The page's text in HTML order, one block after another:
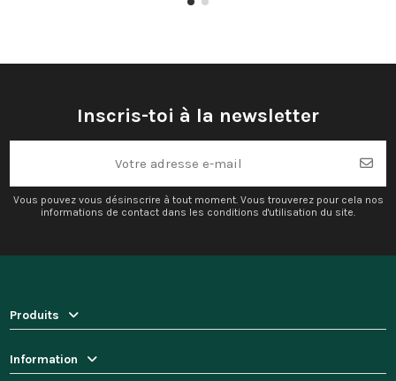
Inscris-toi à la newsletter
Vous pouvez vous désinscrire à tout moment. Vous trouverez pour cela nos
informations de contact dans les conditions d'utilisation du site.
Produits
Information